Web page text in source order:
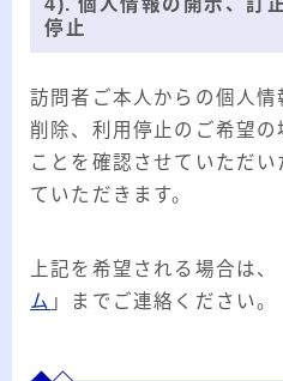
停止
訪問者ご本人からの個人情
削除、利用停止のご希望
ことを確認させていただ
ていただきます。
上記を希望される場合は、
ム 」までご連絡ください。